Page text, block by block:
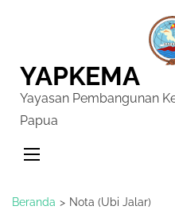
YAPKEMA
Yayasan Pembangunan
Papua
Beranda > Nota (Ubi Jalar)